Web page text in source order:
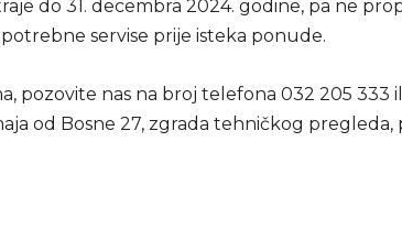
do 31. decembra 2024. godine, pa ne
servise prije isteka ponude.
pozovite nas na broj telefona 032 205 333
od Bosne 27, zgrada tehničkog